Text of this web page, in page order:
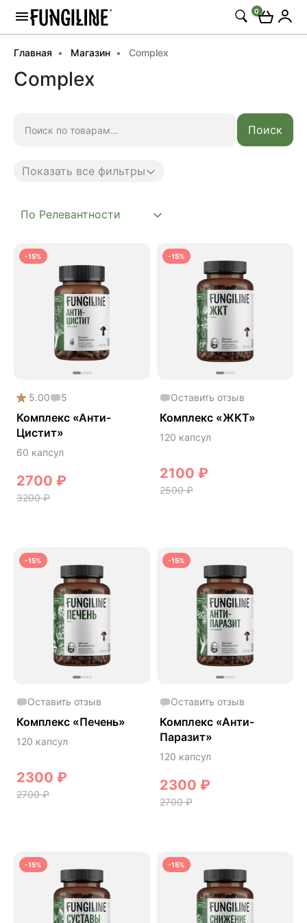
0
Главная Магазин Complex
Complex
Поиск
Показать все фильтры
Complex
Daily
Mushroom
Phyto
Premium
Solution
Акция
Антипаразит
Антистресс
Артишок
Бакопа Монье
Безмухоморный микродозинг
Готу кола
Деменция
Детокс
Дикий ямс
Для волос
Для кожи
Ежовик гребенчатый
Желчегонное
Женское здоровье
Защита печени
Здоровые суставы
Здоровый микробиом
Здоровье легких
-15%
5.00 5
Комплекс «Анти-
Цистит»
60 капсул
2700 ₽
3200₽
-15%
Оставить отзыв
Комплекс «ЖКТ»
120 капсул
2100 ₽
2500₽
-15%
Оставить отзыв
Комплекс «Печень»
120 капсул
2300 ₽
2700₽
-15%
Оставить отзыв
Комплекс «Анти-
Паразит»
120 капсул
2300 ₽
2700₽
-15% -15%